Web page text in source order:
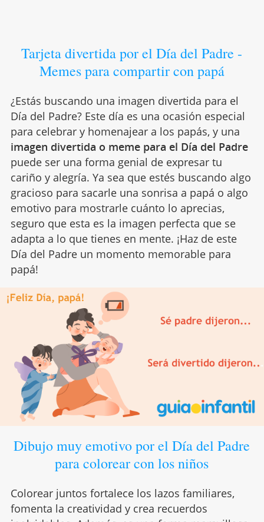
Tarjeta divertida por el Día del Padre -
Memes para compartir con papá
¿Estás buscando una imagen divertida para el
Día del Padre? Este día es una ocasión especial
para celebrar y homenajear a los papás, y una
imagen divertida o meme para el Día del Padre
puede ser una forma genial de expresar tu
cariño y alegría. Ya sea que estés buscando algo
gracioso para sacarle una sonrisa a papá o algo
emotivo para mostrarle cuánto lo aprecias,
seguro que esta es la imagen perfecta que se
adapta a lo que tienes en mente. ¡Haz de este
Día del Padre un momento memorable para
papá!
Dibujo muy emotivo por el Día del Padre
para colorear con los niños
Colorear juntos fortalece los lazos familiares,
fomenta la creatividad y crea recuerdos